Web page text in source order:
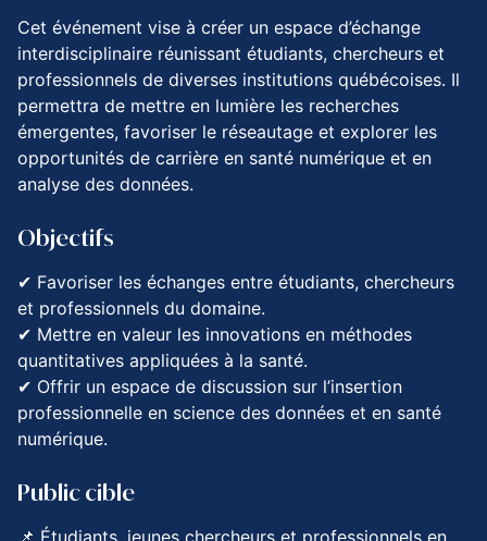
Cet événement vise à créer un espace d’échange
interdisciplinaire réunissant étudiants, chercheurs et
professionnels de diverses institutions québécoises. Il
permettra de mettre en lumière les recherches
émergentes, favoriser le réseautage et explorer les
opportunités de carrière en santé numérique et en
analyse des données.
Objectifs
✔ Favoriser les échanges entre étudiants, chercheurs
et professionnels du domaine.
✔ Mettre en valeur les innovations en méthodes
quantitatives appliquées à la santé.
✔ Offrir un espace de discussion sur l’insertion
professionnelle en science des données et en santé
numérique.
Public cible
📌 Étudiants, jeunes chercheurs et professionnels en